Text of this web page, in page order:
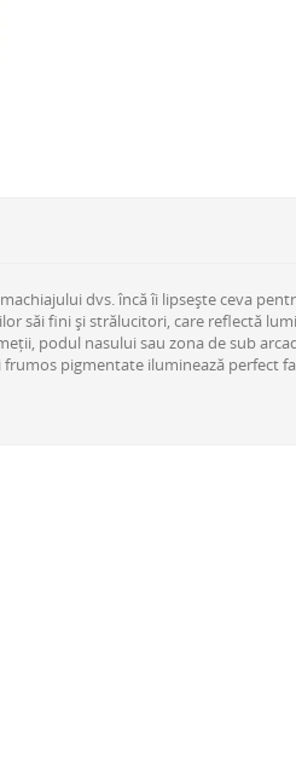
dvs. încă îi lipsește ceva
săi fini și strălucitori, care reflectă
podul nasului sau zona de sub
pigmentate iluminează perfect